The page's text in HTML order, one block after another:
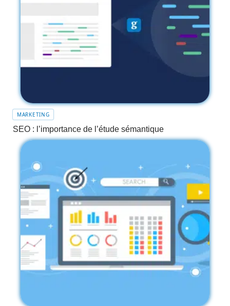
MARKETING
SEO : l’importance de l’étude sémantique